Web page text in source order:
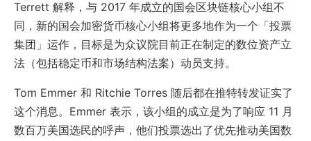
Terrett 解释，与 2017 年成立的国会区块链核心小组不
同，新的国会加密货币核心小组将更多地作为一个「投票
集团」运作，目标是为众议院目前正在制定的数位资产立
法（包括稳定币和市场结构法案）动员支持。
Tom Emmer 和 Ritchie Torres 随后都在推特转发证实了
这个消息。Emmer 表示，该小组的成立是为了响应 11 月
数百万美国选民的呼声，他们投票选出了优先推动美国数